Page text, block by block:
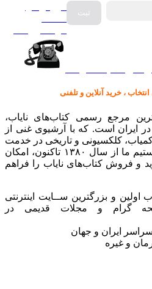
فروش انواع
، خرید آنلاین و تلفنی
مرجع رسمی کتاب‌های نایاب،
ایران است. که با آرشیوی غنی از
کلکسیونی و تاریخی در خدمت
دوست‌داران فرهنگ و ادب هستیم ما از سال ۱۳۸۰ تاکنون، امکان
و فروش کتاب‌های نایاب را فراهم
اولین و بزرگترین ســایت اینترنتی
گرام و مجلات قدیمی در
سراسر ایران و جهان
و غیره